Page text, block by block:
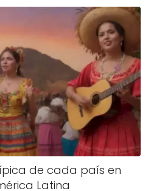
de cada país en
Latina